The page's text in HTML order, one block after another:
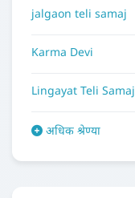
jalgaon teli samaj
Karma Devi
Lingayat Teli Samaj
अधिक श्रेण्या